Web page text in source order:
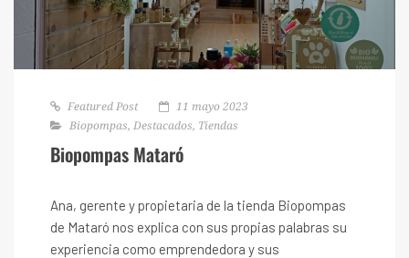
Featured Post
11 mayo 2023
Biopompas, Destacados, Tiendas
Biopompas Mataró
Ana, gerente y propietaria de la tienda Biopompas
de Mataró nos explica con sus propias palabras su
experiencia como emprendedora y sus